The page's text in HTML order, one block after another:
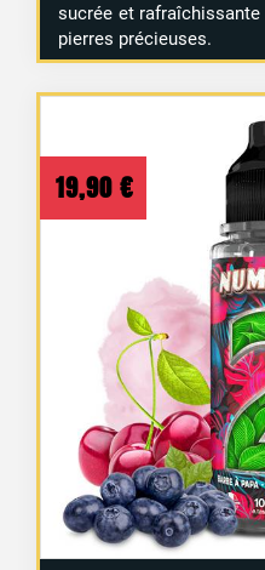
sucrée et
pierres précieuses.
19,90 €